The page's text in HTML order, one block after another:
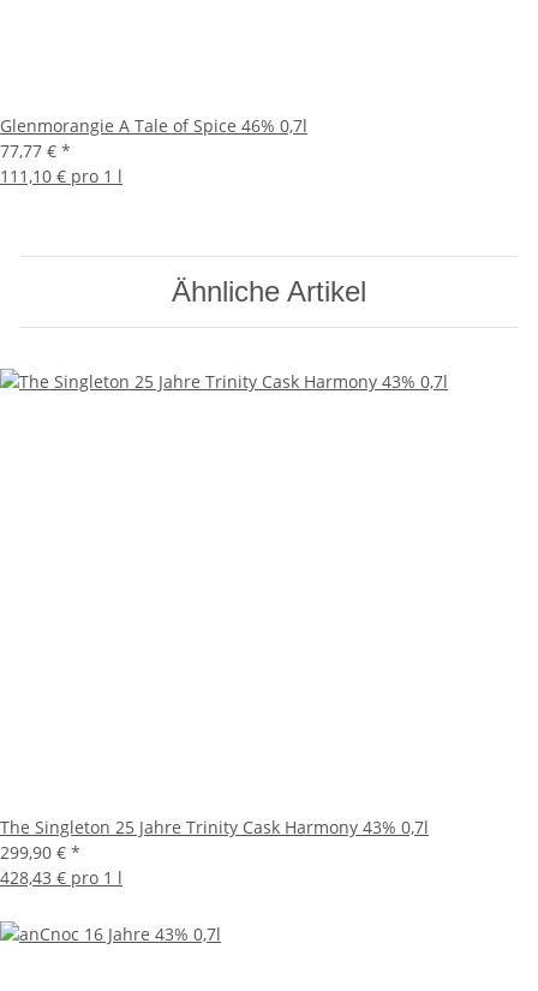
Glenmorangie A Tale of Spice 46% 0,7l
77,77 € *
111,10 € pro 1 l
Ähnliche Artikel
The Singleton 25 Jahre Trinity Cask Harmony 43% 0,7l
299,90 € *
428,43 € pro 1 l